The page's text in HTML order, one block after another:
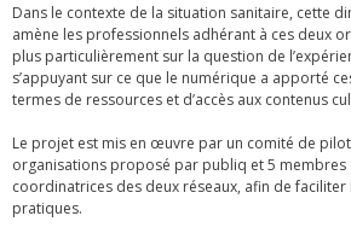
Dans le contexte de la situation sanitaire, cette
amène les professionnels adhérant à ces deux
plus particulièrement sur la question de
s’appuyant sur ce que le numérique a apporté
termes de ressources et d’accès aux contenus
Le projet est mis en œuvre par un comité de
organisations proposé par publiq et 5 membres
coordinatrices des deux réseaux, afin de faciliter
pratiques.